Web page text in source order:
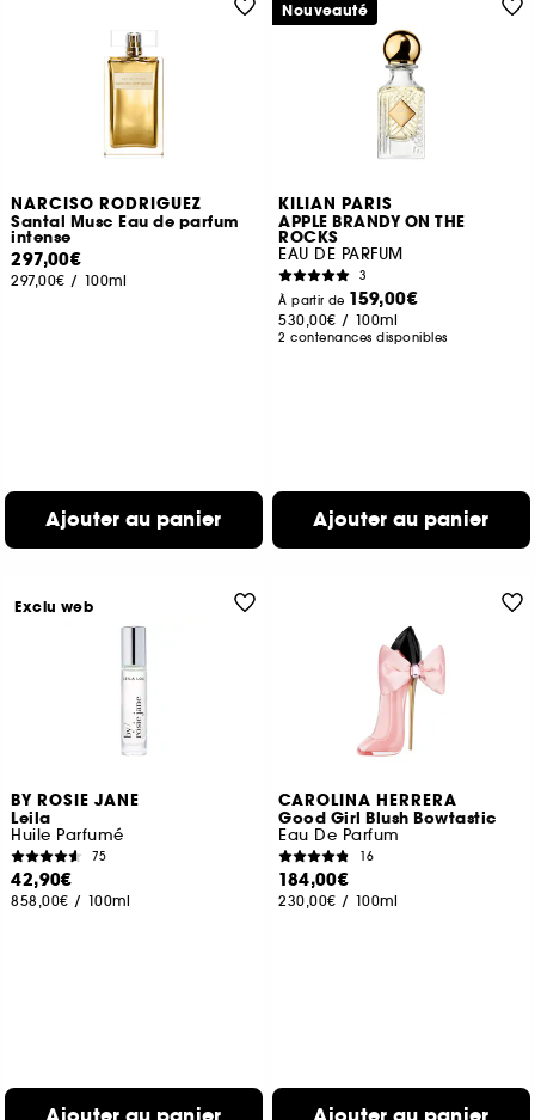
NARCISO RODRIGUEZ
Santal Musc Eau de parfum
intense
297,00€
297,00€ / 100ml
Ajouter au panier
KILIAN PARIS
APPLE BRANDY ON THE
ROCKS
EAU DE PARFUM
3
À partir de 159,00€
530,00€ / 100ml
2 contenances disponibles
Ajouter au panier
Nouveauté
BY ROSIE JANE
Leila
Huile Parfumé
75
42,90€
858,00€ / 100ml
Exclu web
CAROLINA HERRERA
Good Girl Blush Bowtastic
Eau De Parfum
16
184,00€
230,00€ / 100ml